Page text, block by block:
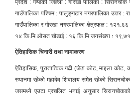
प्रदेश : गण्डकी जिल्ला : गोरखा पालिका :
गाउँपालिका पश्चिम : पालुङ्गटार नगरपालिका उत्तर :
गाउँपालिका र गोरखा नगरपालिका क्षेत्रफल :
१४ कि.मि औसत चौडाई : १६ कि.मि जनसंख्या ः
ऐतिहासिक चिनारी तथा नामाकरण
ऐतिहासिक, पुरातात्विक गढी (जेठा कोट, माइला कोट,
स्थानमा रहेको महादेव शिवालय समेत रहेको
जसमध्ये एउटा प्रचलित भनाई अनुसार